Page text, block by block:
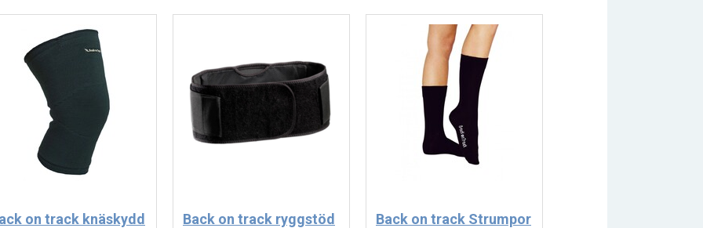
on track knäskydd
Back on track ryggstöd
Back on track Strumpor